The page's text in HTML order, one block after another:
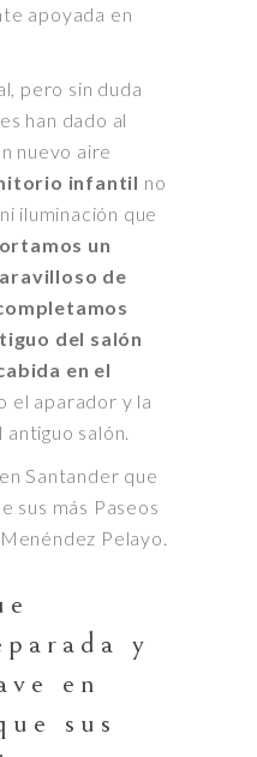
apoyada en
pero sin duda
han dado al
nuevo aire
infantil no
iluminación que
un
de
del salón
en el
el aparador y la
salón.
Santander que
sus más Paseos
Pelayo.
y
en
sus